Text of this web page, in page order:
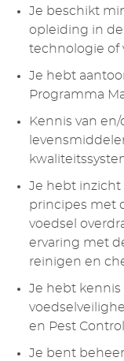
Je beschikt
opleiding in
technologie of
Je hebt
Programma
Kennis van
Je hebt inzicht
principes met
voedsel
ervaring met
reinigen en
Je hebt kennis
en Pest
Je bent